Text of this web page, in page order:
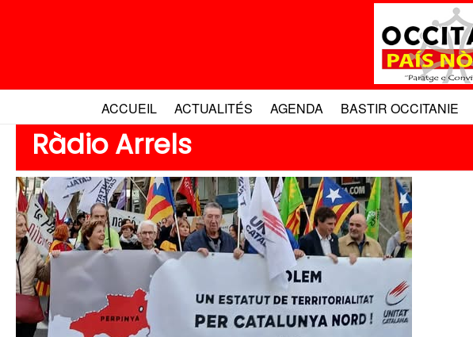
ACCUEIL ACTUALITÉS AGENDA BASTIR OCCITANIE
Ràdio Arrels